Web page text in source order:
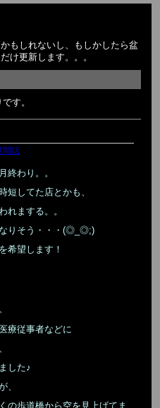
もしれないし、もしかしたら盆
け更新します。。。
す。
間話
終わり。。
短してた店とかも、
れまする。。
りそう・・・(◎_◎;)
希望します！
療従事者などに
した♪
、
の歩道橋から空を見上げてま